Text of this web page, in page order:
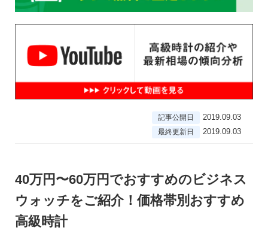
記事公開日 2019.09.03
最終更新日 2019.09.03
40万円〜60万円でおすすめのビジネス
ウォッチをご紹介！価格帯別おすすめ
高級時計